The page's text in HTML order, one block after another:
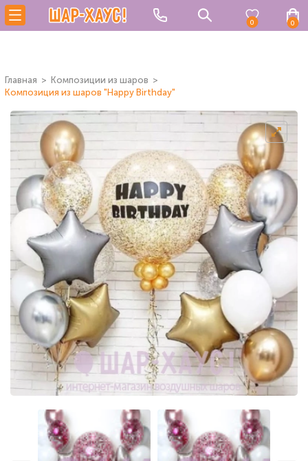
0 0
Главная
Композиции из шаров
Композиция из шаров "Happy Birthday"